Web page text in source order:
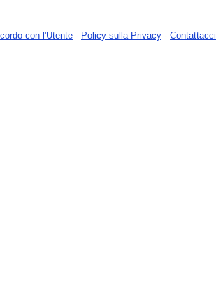
con l'Utente - Policy sulla Privacy - Contattacci